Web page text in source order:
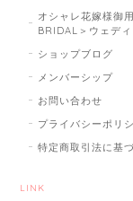
オシャレ花嫁様御
BRIDAL＞ウェデ
ショップブログ
メンバーシップ
お問い合わせ
プライバシーポリ
特定商取引法に基
LINK